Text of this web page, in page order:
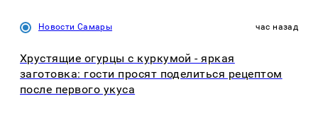
Новости Самары час назад
Хрустящие огурцы с куркумой - яркая
заготовка: гости просят поделиться рецептом
после первого укуса